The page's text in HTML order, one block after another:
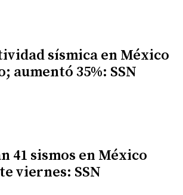
sísmica en México
aumentó 35%: SSN
41 sismos en México
viernes: SSN